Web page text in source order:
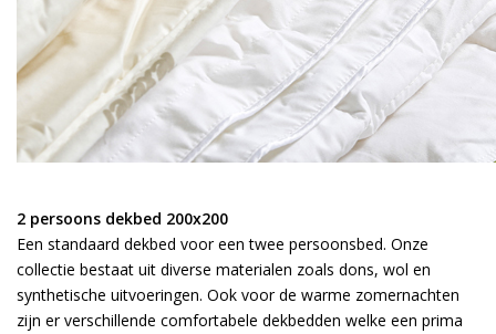
2 persoons dekbed 200x200
Een standaard dekbed voor een twee persoonsbed. Onze
collectie bestaat uit diverse materialen zoals dons, wol en
synthetische uitvoeringen. Ook voor de warme zomernachten
zijn er verschillende comfortabele dekbedden welke een prima